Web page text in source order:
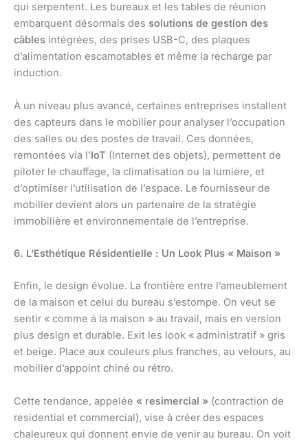
qui serpentent. Les bureaux et les tables de réunion
embarquent désormais des solutions de gestion des
câbles intégrées, des prises USB-C, des plaques
d’alimentation escamotables et même la recharge par
induction.
À un niveau plus avancé, certaines entreprises installent
des capteurs dans le mobilier pour analyser l’occupation
des salles ou des postes de travail. Ces données,
remontées via l’IoT (Internet des objets), permettent de
piloter le chauffage, la climatisation ou la lumière, et
d’optimiser l’utilisation de l’espace. Le fournisseur de
mobilier devient alors un partenaire de la stratégie
immobilière et environnementale de l’entreprise.
6. L’Esthétique Résidentielle : Un Look Plus « Maison »
Enfin, le design évolue. La frontière entre l’ameublement
de la maison et celui du bureau s’estompe. On veut se
sentir « comme à la maison » au travail, mais en version
plus design et durable. Exit les look « administratif » gris
et beige. Place aux couleurs plus franches, au velours, au
mobilier d’appoint chiné ou rétro.
Cette tendance, appelée « resimercial » (contraction de
residential et commercial), vise à créer des espaces
chaleureux qui donnent envie de venir au bureau. On voit